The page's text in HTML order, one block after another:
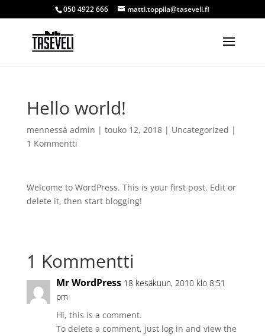
050 4922 666 matti.toppila@taseveli.fi
Hello world!
mennessä admin | touko 12, 2018| Uncategorized |
1 Kommentti
Welcome to WordPress. This is your first post. Edit or
delete it, then start blogging!
1 Kommentti
Mr WordPress 18 kesäkuun, 2010 klo 8:51
pm
Hi, this is a comment.
To delete a comment, just log in and view the